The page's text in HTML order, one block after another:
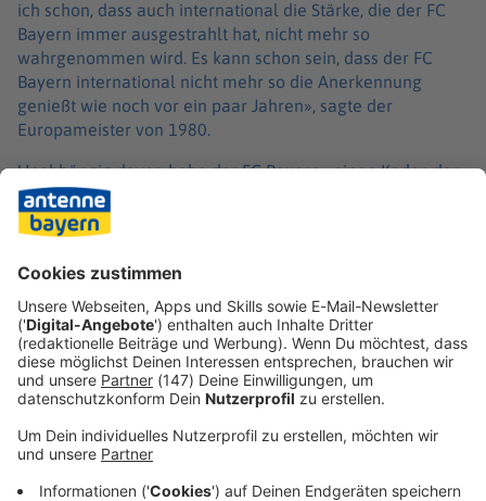
ich schon, dass auch international die Stärke, die der FC
Bayern immer ausgestrahlt hat, nicht mehr so
wahrgenommen wird. Es kann schon sein, dass der FC
Bayern international nicht mehr so die Anerkennung
genießt wie noch vor ein paar Jahren», sagte der
Europameister von 1980.
Unabhängig davon habe der FC Bayern «einen Kader, der
wieder deutscher Meister werden wird», prophezeite
Magath. Für die Bundesliga sei die Mannschaft «immer
noch zu gut». Auch international gehöre der Verein
«immer noch zu den besten europäischen Teams. Und